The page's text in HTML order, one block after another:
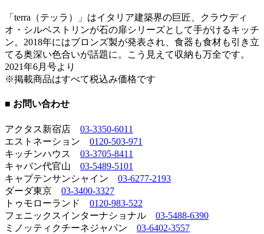
「terra（テッラ）」はイタリア建築界の巨匠、クラウディ
オ・シルベストリンが石の扉シリーズとして手がけるキッチ
ン。2018年にはブロンズ製が発表され、食器も食材も引き立
てる奥深い色合いが話題に。こう見えて収納も万全です。
2021年6月号より
※掲載商品はすべて税込み価格です
■ お問い合わせ
アクタス新宿店 03-3350-6011
エストネーション 0120-503-971
キッチンハウス 03-3705-8411
キャバン代官山 03-5489-5101
キャプテンサンシャイン 03-6277-2193
ダーダ東京 03-3400-3327
トゥモローランド 0120-983-522
フェニックスインターナショナル 03-5488-6390
ミノッティクチーネジャパン 03-6402-3557